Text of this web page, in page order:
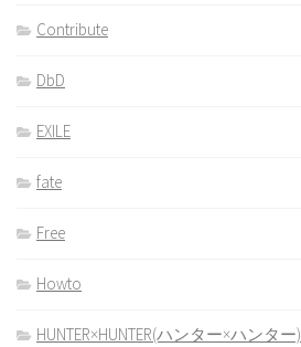
Contribute
DbD
EXILE
fate
Free
Howto
HUNTER×HUNTER(ハンター×ハンター)